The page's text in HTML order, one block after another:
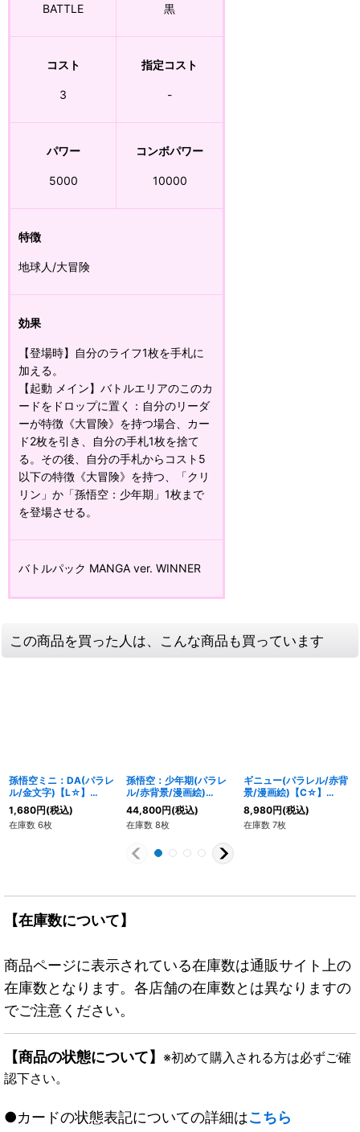
BATTLE 黒
コスト
3
指定コスト
-
パワー
5000
コンボパワー
10000
特徴
地球人/大冒険
効果
【登場時】自分のライフ1枚を手札に
加える。
【起動 メイン】バトルエリアのこのカ
ードをドロップに置く：自分のリーダ
ーが特徴《大冒険》を持つ場合、カー
ド2枚を引き、自分の手札1枚を捨て
る。その後、自分の手札からコスト5
以下の特徴《大冒険》を持つ、「クリ
リン」か「孫悟空：少年期」1枚まで
を登場させる。
バトルパック MANGA ver. WINNER
この商品を買った人は、こんな商品も買っています
孫悟空ミニ：DA(パラレ
ル/金文字)【L☆】
{FS06-01}
1,680円(税込)
在庫数 6枚
孫悟空：少年期(パラレ
ル/赤背景/漫画絵)
【R☆】{SB01-053}
44,800円(税込)
在庫数 8枚
ギニュー(パラレル/赤背
景/漫画絵)【C☆】
{SB02-049}
8,980円(税込)
在庫数 7枚
【在庫数について】
商品ページに表示されている在庫数は通販サイト上の
在庫数となります。各店舗の在庫数とは異なりますの
でご注意ください。
【商品の状態について】 ※初めて購入される方は必ずご確
認下さい。
●カードの状態表記についての詳細はこちら